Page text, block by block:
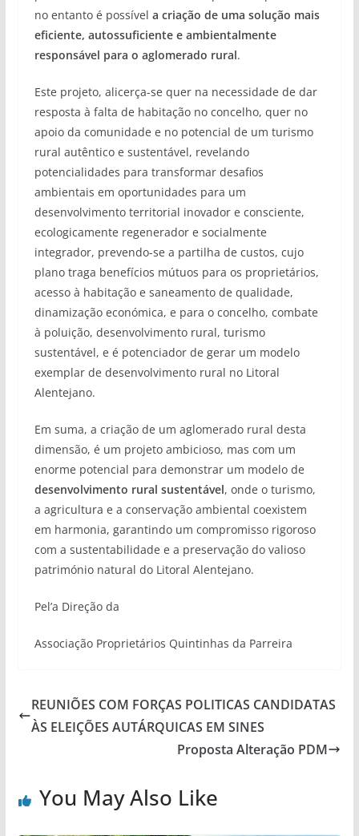
no entanto é possível a criação de uma solução mais
eficiente, autossuficiente e ambientalmente
responsável para o aglomerado rural.
Este projeto, alicerça-se quer na necessidade de dar
resposta à falta de habitação no concelho, quer no
apoio da comunidade e no potencial de um turismo
rural autêntico e sustentável, revelando
potencialidades para transformar desafios
ambientais em oportunidades para um
desenvolvimento territorial inovador e consciente,
ecologicamente regenerador e socialmente
integrador, prevendo-se a partilha de custos, cujo
plano traga benefícios mútuos para os proprietários,
acesso à habitação e saneamento de qualidade,
dinamização económica, e para o concelho, combate
à poluição, desenvolvimento rural, turismo
sustentável, e é potenciador de gerar um modelo
exemplar de desenvolvimento rural no Litoral
Alentejano.
Em suma, a criação de um aglomerado rural desta
dimensão, é um projeto ambicioso, mas com um
enorme potencial para demonstrar um modelo de
desenvolvimento rural sustentável, onde o turismo,
a agricultura e a conservação ambiental coexistem
em harmonia, garantindo um compromisso rigoroso
com a sustentabilidade e a preservação do valioso
património natural do Litoral Alentejano.
Pel’a Direção da
Associação Proprietários Quintinhas da Parreira
REUNIÕES COM FORÇAS POLITICAS CANDIDATAS
ÀS ELEIÇÕES AUTÁRQUICAS EM SINES
Proposta Alteração PDM
You May Also Like